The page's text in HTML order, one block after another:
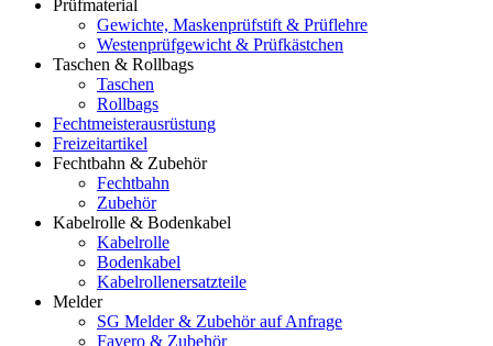
Prüfmaterial
Gewichte, Maskenprüfstift & Prüflehre
Westenprüfgewicht & Prüfkästchen
Taschen & Rollbags
Taschen
Rollbags
Fechtmeisterausrüstung
Freizeitartikel
Fechtbahn & Zubehör
Fechtbahn
Zubehör
Kabelrolle & Bodenkabel
Kabelrolle
Bodenkabel
Kabelrollenersatzteile
Melder
SG Melder & Zubehör auf Anfrage
Favero & Zubehör